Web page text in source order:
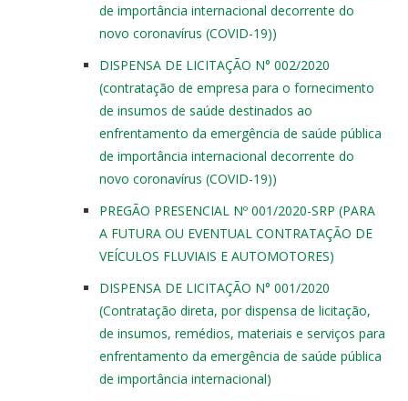
de importância internacional decorrente do
novo coronavírus (COVID-19))
DISPENSA DE LICITAÇÃO N° 002/2020
(contratação de empresa para o fornecimento
de insumos de saúde destinados ao
enfrentamento da emergência de saúde pública
de importância internacional decorrente do
novo coronavírus (COVID-19))
PREGÃO PRESENCIAL Nº 001/2020-SRP (PARA
A FUTURA OU EVENTUAL CONTRATAÇÃO DE
VEÍCULOS FLUVIAIS E AUTOMOTORES)
DISPENSA DE LICITAÇÃO N° 001/2020
(Contratação direta, por dispensa de licitação,
de insumos, remédios, materiais e serviços para
enfrentamento da emergência de saúde pública
de importância internacional)